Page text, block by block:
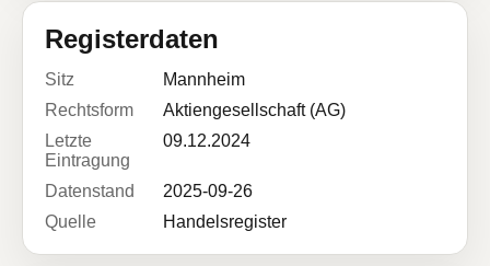
Registerdaten
Sitz
Mannheim
Rechtsform
Aktiengesellschaft (AG)
Letzte
Eintragung
09.12.2024
Datenstand
2025-09-26
Quelle
Handelsregister